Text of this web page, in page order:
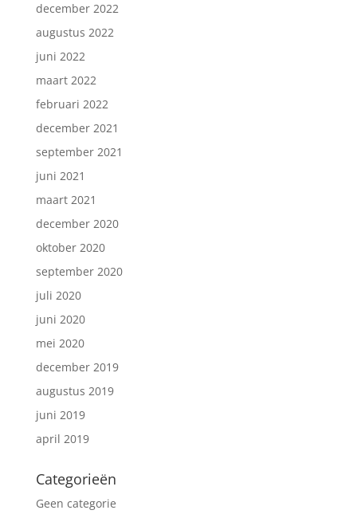
december 2022
augustus 2022
juni 2022
maart 2022
februari 2022
december 2021
september 2021
juni 2021
maart 2021
december 2020
oktober 2020
september 2020
juli 2020
juni 2020
mei 2020
december 2019
augustus 2019
juni 2019
april 2019
Categorieën
Geen categorie